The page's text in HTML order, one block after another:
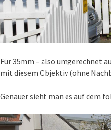
Für 35mm – also umgerechnet
mit diesem Objektiv (ohne
Genauer sieht man es auf dem